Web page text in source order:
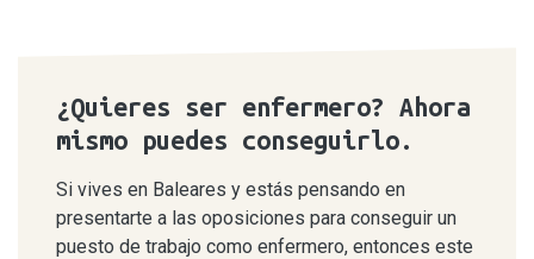
¿Quieres ser enfermero? Ahora
mismo puedes conseguirlo.
Si vives en Baleares y estás pensando en
presentarte a las oposiciones para conseguir un
puesto de trabajo como enfermero, entonces este